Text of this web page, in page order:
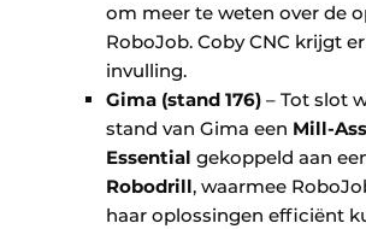
om meer te weten over de
RoboJob. Coby CNC krijgt
invulling.
Gima (stand 176) – Tot slot
stand van Gima een Mill-
Essential gekoppeld aan
Robodrill, waarmee
haar oplossingen efficiënt